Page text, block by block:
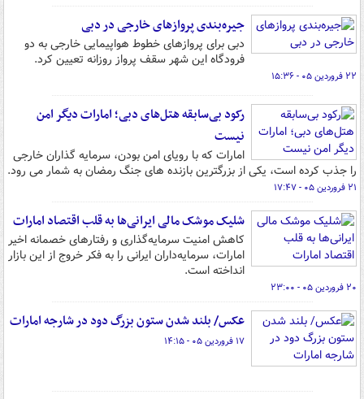
جیره‌بندی پروازهای خارجی در دبی
دبی برای پروازهای خطوط هواپیمایی خارجی به دو
فرودگاه این شهر سقف پرواز روزانه تعیین کرد.
۲۲ فروردین ۰۵ - ۱۵:۳۶
رکود بی‌سابقه هتل‌های دبی؛ امارات دیگر امن
نیست
امارات که با رویای امن بودن، سرمایه گذاران خارجی
را جذب کرده است، یکی از بزرگترین بازنده های جنگ رمضان به شمار می رود.
۲۱ فروردین ۰۵ - ۱۷:۴۷
شلیک موشک مالی ایرانی‌ها به قلب اقتصاد امارات
کاهش امنیت سرمایه‌گذاری و رفتارهای خصمانه اخیر
امارات، سرمایه‌داران ایرانی را به فکر خروج از این بازار
انداخته است.
۲۰ فروردین ۰۵ - ۲۳:۰۰
عکس/ بلند شدن ستون بزرگ دود در شارجه امارات
۱۷ فروردین ۰۵ - ۱۴:۱۵